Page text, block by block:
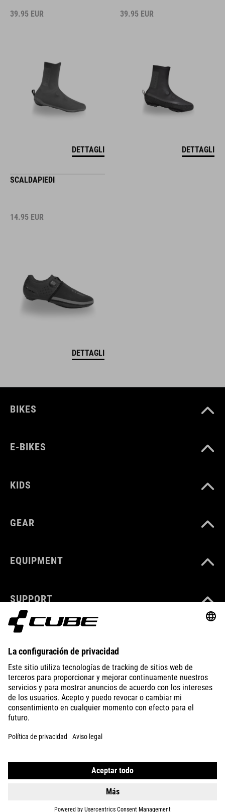
39.95 EUR
DETTAGLI
39.95 EUR
DETTAGLI
SCALDAPIEDI
14.95 EUR
DETTAGLI
BIKES
E-BIKES
KIDS
GEAR
EQUIPMENT
SUPPORT
ABOUT US
EXPLORE